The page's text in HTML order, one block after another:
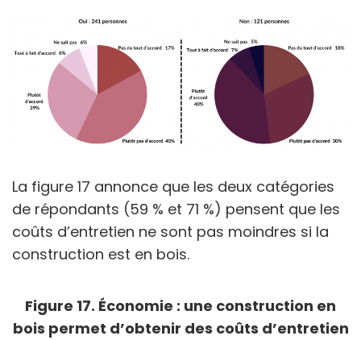
La figure 17 annonce que les deux catégories
de répondants (59 % et 71 %) pensent que les
coûts d’entretien ne sont pas moindres si la
construction est en bois.
Figure 17. Économie : une construction en
bois permet d’obtenir des coûts d’entretien